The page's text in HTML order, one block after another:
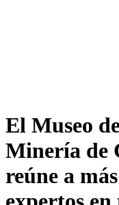
El Museo
Minería de
reúne a